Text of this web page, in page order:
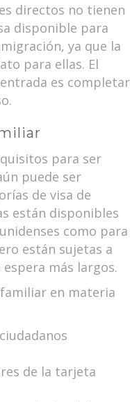
directos no tienen
disponible para
ya que la
para ellas. El
es completar
para ser
puede ser
de visa de
están disponibles
como para
están sujetas a
más largos.
en materia
de la tarjeta